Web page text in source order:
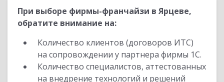
При выборе фирмы-франчайзи в Ярцеве,
обратите внимание на:
Количество клиентов (договоров ИТС)
на сопровождении у партнера фирмы 1С.
Количество специалистов, аттестованных
на внедрение технологий и решений